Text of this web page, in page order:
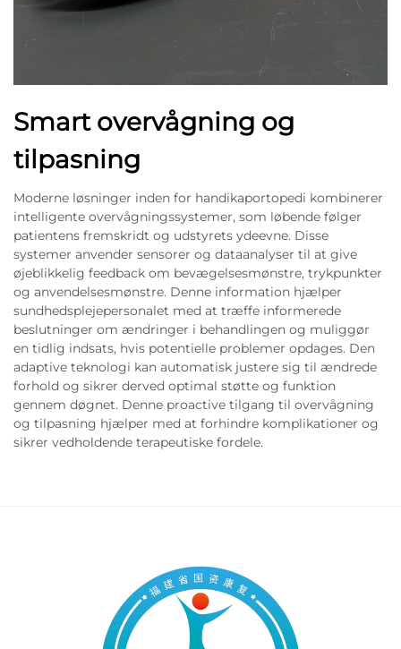
Smart overvågning og
tilpasning
Moderne løsninger inden for handikaportopedi kombinerer
intelligente overvågningssystemer, som løbende følger
patientens fremskridt og udstyrets ydeevne. Disse
systemer anvender sensorer og dataanalyser til at give
øjeblikkelig feedback om bevægelsesmønstre, trykpunkter
og anvendelsesmønstre. Denne information hjælper
sundhedsplejepersonalet med at træffe informerede
beslutninger om ændringer i behandlingen og muliggør
en tidlig indsats, hvis potentielle problemer opdages. Den
adaptive teknologi kan automatisk justere sig til ændrede
forhold og sikrer derved optimal støtte og funktion
gennem døgnet. Denne proactive tilgang til overvågning
og tilpasning hjælper med at forhindre komplikationer og
sikrer vedholdende terapeutiske fordele.